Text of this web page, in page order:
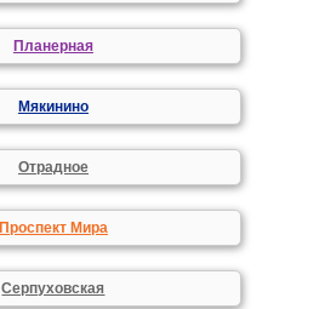
Планерная
Мякинино
Отрадное
Проспект Мира
Серпуховская